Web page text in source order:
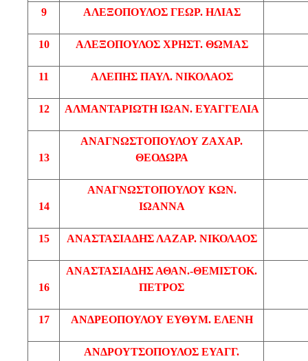
9 ΑΛΕΞΟΠΟΥΛΟΣ ΓΕΩΡ. ΗΛΙΑΣ
10 ΑΛΕΞΟΠΟΥΛΟΣ ΧΡΗΣΤ. ΘΩΜΑΣ
11 ΑΛΕΠΗΣ ΠΑΥΛ. ΝΙΚΟΛΑΟΣ
12 ΑΛΜΑΝΤΑΡΙΩΤΗ ΙΩΑΝ. ΕΥΑΓΓΕΛΙΑ
13
ΑΝΑΓΝΩΣΤΟΠΟΥΛΟΥ ΖΑΧΑΡ.
ΘΕΟΔΩΡΑ
14
ΑΝΑΓΝΩΣΤΟΠΟΥΛΟΥ ΚΩΝ.
ΙΩΑΝΝΑ
15 ΑΝΑΣΤΑΣΙΑΔΗΣ ΛΑΖΑΡ. ΝΙΚΟΛΑΟΣ
16
ΑΝΑΣΤΑΣΙΑΔΗΣ ΑΘΑΝ.-ΘΕΜΙΣΤΟΚ.
ΠΕΤΡΟΣ
17 ΑΝΔΡΕΟΠΟΥΛΟΥ ΕΥΘΥΜ. ΕΛΕΝΗ
ΑΝΔΡΟΥΤΣΟΠΟΥΛΟΣ ΕΥΑΓΓ.